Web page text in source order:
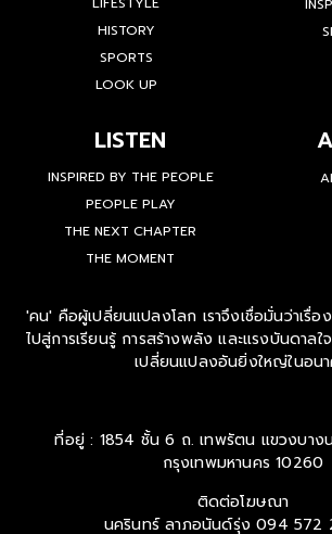
HISTORY
SPORTS
LOOK UP
LISTEN
INSPIRED BY THE PEOPLE
PEOPLE PLAY
THE NEXT CHAPTER
THE MOMENT
'คน' คือผู้เปลี่ยนแปลงโลก เราจึงเชื่อมั่นว่าเรื่
ไปสู่การเรียนรู้ การสร้างพลัง และแรงบันดาลใ
เปลี่ยนแปลงอันยิ่งใหญ่ในอน
ที่อยู่ : 1854 ชั้น 6 ถ. เทพรัตน แขวงบางน
กรุงเทพมหานคร 10260
ติดต่อโฆษณา
นครินทร์ ลาภอนันด์รุ่ง 094 572